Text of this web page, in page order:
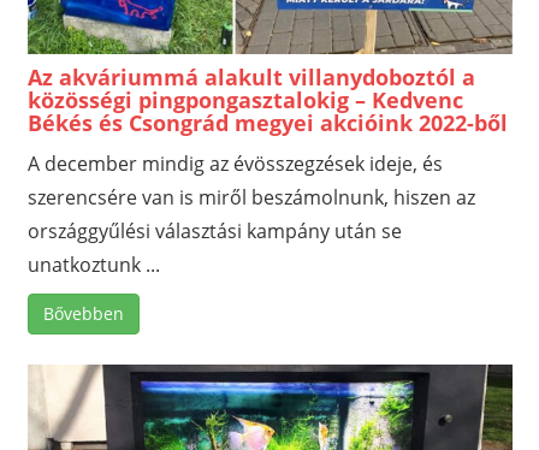
Az akváriummá alakult villanydoboztól a
közösségi pingpongasztalokig – Kedvenc
Békés és Csongrád megyei akcióink 2022-ből
A december mindig az évösszegzések ideje, és
szerencsére van is miről beszámolnunk, hiszen az
országgyűlési választási kampány után se
unatkoztunk ...
Bővebben